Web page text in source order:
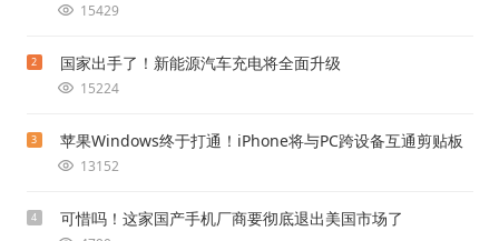
15429
2 国家出手了！新能源汽车充电将全面升级
15224
3 苹果Windows终于打通！iPhone将与PC跨设备互通剪贴板
13152
4 可惜吗！这家国产手机厂商要彻底退出美国市场了